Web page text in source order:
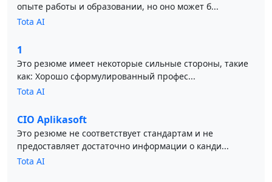
опыте работы и образовании, но оно может б...
Tota AI
1
Это резюме имеет некоторые сильные стороны, такие
как: Хорошо сформулированный профес...
Tota AI
CIO Aplikasoft
Это резюме не соответствует стандартам и не
предоставляет достаточно информации о канди...
Tota AI